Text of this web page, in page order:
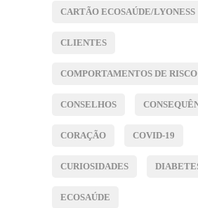
CARTÃO ECOSAÚDE/LYONESS
CLIENTES
COMPORTAMENTOS DE RISCO
CONSELHOS
CORAÇÃO COVID-19
CURIOSIDADES
ECOSAÚDE